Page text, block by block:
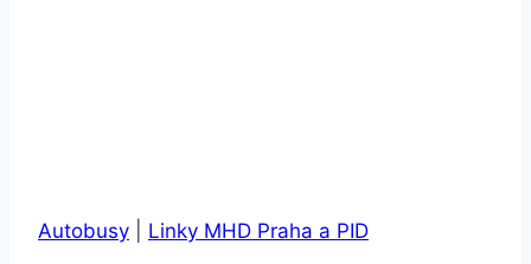
Autobusy Linky MHD Praha a PID